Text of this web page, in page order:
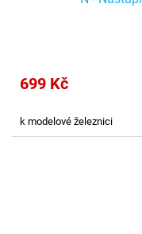
699 Kč
k modelové železnici